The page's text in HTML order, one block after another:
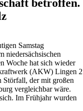
betroffen.
Samstag
niedersächsischen
Woche hat sich wieder
(AKW) Lingen 2
Störfall, der mit großen
vergleichbar wäre.
Im Frühjahr wurden